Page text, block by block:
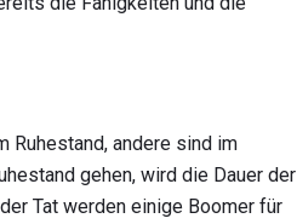
Ruhestand, andere sind im
gehen, wird die Dauer der
Tat werden einige Boomer für